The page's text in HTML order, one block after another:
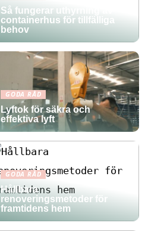
Så fungerar uthyrning av
containerhus för tillfälliga
behov
GODA RÅD
Lyftok för säkra och
effektiva lyft
GODA RÅD
Hållbara
renoveringsmetoder för
framtidens hem